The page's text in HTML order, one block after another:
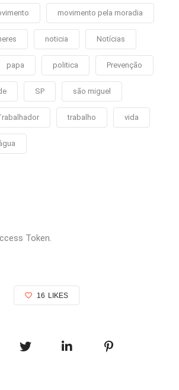
movimento pela moradia
noticia Notícias
papa politica Prevenção
SP são miguel
trabalho vida
Token.
16 LIKES